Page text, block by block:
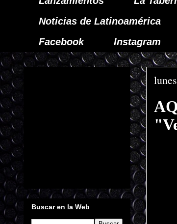
Noticias de Latinoamérica
Facebook
Instagram
Buscar en la Web